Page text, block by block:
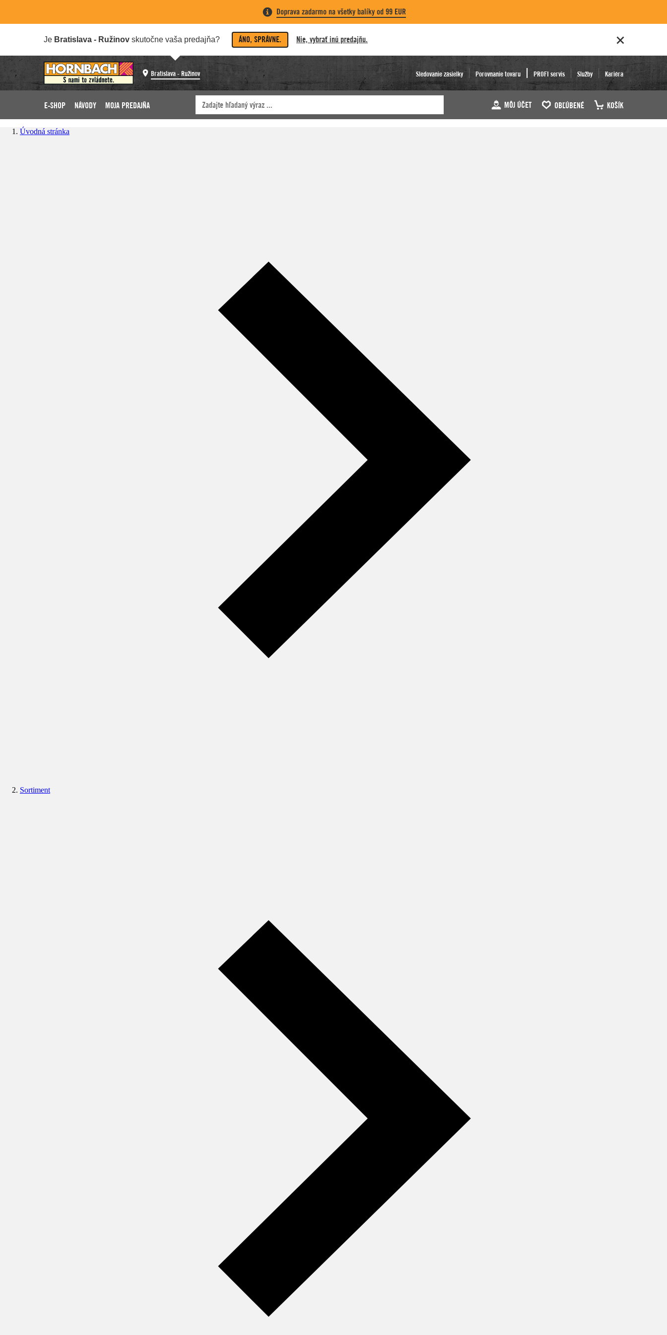
Doprava zadarmo na všetky balíky od 99 EUR
Je Bratislava - Ružinov skutočne vaša predajňa? ÁNO, SPRÁVNE. Nie, vybrať inú predajňu.
Bratislava - Ružinov Sledovanie zásielky Porovnanie tovaru PROFI servis Služby Kariéra
E-SHOP NÁVODY MOJA PREDAJŇA MÔJ ÚČET OBĽÚBENÉ KOŠÍK
Úvodná stránka
Sortiment